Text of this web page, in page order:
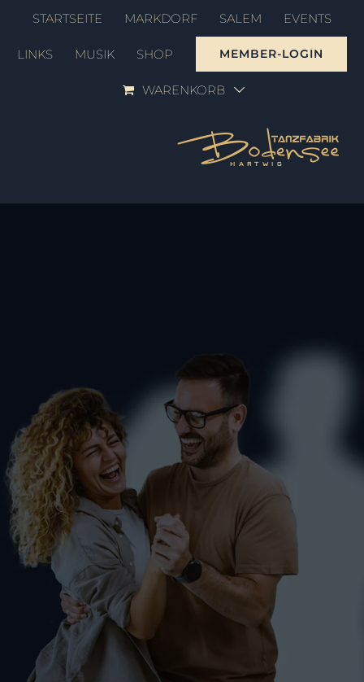
Zum
springen
STARTSEITE MARKDORF SALEM EVENTS
LINKS MUSIK SHOP MEMBER-LOGIN
WARENKORB
Gutschein verschenken
FITNESS PAARE
PAARE-SALEM
SCHÜLER
SINGLES